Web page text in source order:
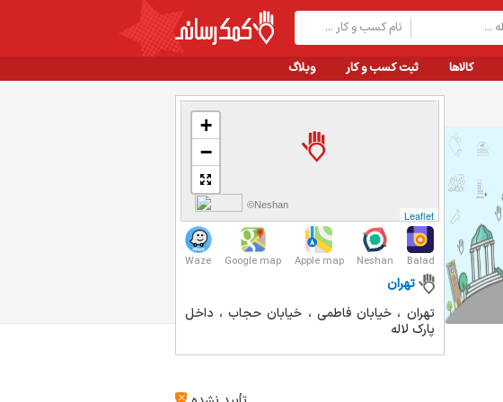
وبلاگ ثبت کسب و کار کالاها
+
−
Leaflet
©Neshan
Balad
Neshan
Apple map
Google map
Waze
تهران
تهران ، خیابان فاطمی ، خیابان حجاب ، داخل
پارک لاله